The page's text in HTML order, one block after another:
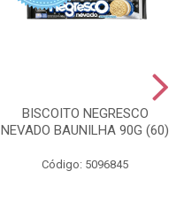
BISCOITO NEGRESCO
NEVADO BAUNILHA 90G (60)
Código: 5096845